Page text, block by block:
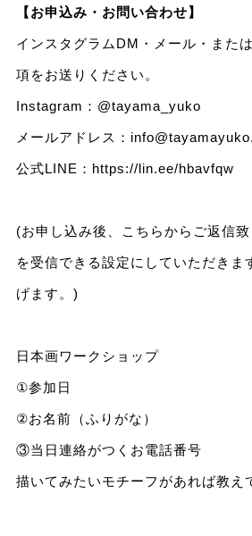
【お申込み・お問い合わせ】
インスタグラムDM・メール・また
項をお送りください。
Instagram： @tayama_yuko
メールアドレス：
公式LINE： https://lin.ee/hbavfqw
(お申し込み後、こちらからご返信
を受信できる設定にしていただきま
げます。)
日本画ワークショップ
①参加日
②お名前（ふりがな）
③当日連絡がつくお電話番号
描いてみたいモチーフがあれば教え